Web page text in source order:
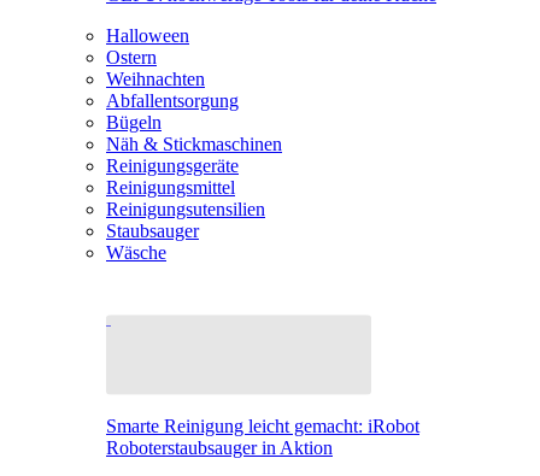
Halloween
Ostern
Weihnachten
Abfallentsorgung
Bügeln
Näh & Stickmaschinen
Reinigungsgeräte
Reinigungsmittel
Reinigungsutensilien
Staubsauger
Wäsche
Smarte Reinigung leicht gemacht: iRobot
Roboterstaubsauger in Aktion